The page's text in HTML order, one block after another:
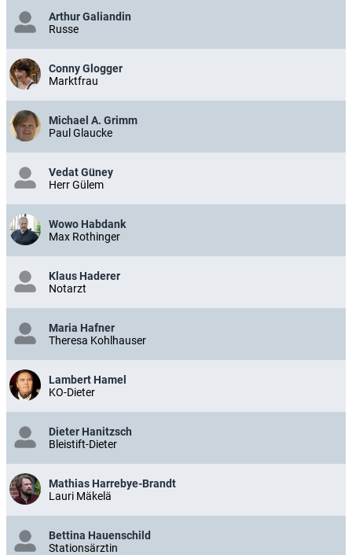
Arthur Galiandin
Russe
Conny Glogger
Marktfrau
Michael A. Grimm
Paul Glaucke
Vedat Güney
Herr Gülem
Wowo Habdank
Max Rothinger
Klaus Haderer
Notarzt
Maria Hafner
Theresa Kohlhauser
Lambert Hamel
KO-Dieter
Dieter Hanitzsch
Bleistift-Dieter
Mathias Harrebye-Brandt
Lauri Mäkelä
Bettina Hauenschild
Stationsärztin